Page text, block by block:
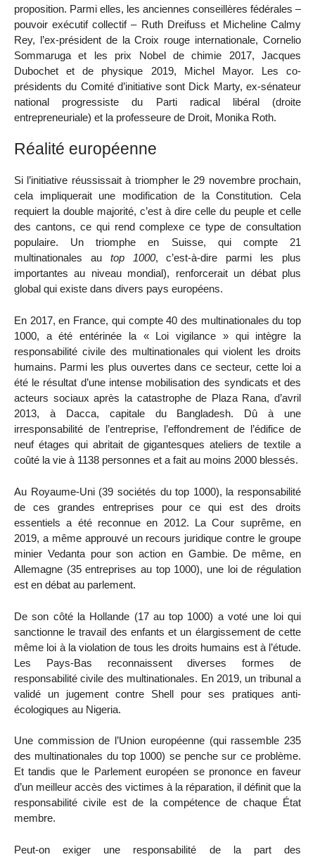
proposition. Parmi elles, les anciennes conseillères fédérales –
pouvoir exécutif collectif – Ruth Dreifuss et Micheline Calmy
Rey, l’ex-président de la Croix rouge internationale, Cornelio
Sommaruga et les prix Nobel de chimie 2017, Jacques
Dubochet et de physique 2019, Michel Mayor. Les co-
présidents du Comité d’initiative sont Dick Marty, ex-sénateur
national progressiste du Parti radical libéral (droite
entrepreneuriale) et la professeure de Droit, Monika Roth.
Réalité européenne
Si l’initiative réussissait à triompher le 29 novembre prochain,
cela impliquerait une modification de la Constitution. Cela
requiert la double majorité, c’est à dire celle du peuple et celle
des cantons, ce qui rend complexe ce type de consultation
populaire. Un triomphe en Suisse, qui compte 21
multinationales au top 1000, c’est-à-dire parmi les plus
importantes au niveau mondial), renforcerait un débat plus
global qui existe dans divers pays européens.
En 2017, en France, qui compte 40 des multinationales du top
1000, a été entérinée la « Loi vigilance » qui intègre la
responsabilité civile des multinationales qui violent les droits
humains. Parmi les plus ouvertes dans ce secteur, cette loi a
été le résultat d’une intense mobilisation des syndicats et des
acteurs sociaux après la catastrophe de Plaza Rana, d’avril
2013, à Dacca, capitale du Bangladesh. Dû à une
irresponsabilité de l’entreprise, l’effondrement de l’édifice de
neuf étages qui abritait de gigantesques ateliers de textile a
coûté la vie à 1138 personnes et a fait au moins 2000 blessés.
Au Royaume-Uni (39 sociétés du top 1000), la responsabilité
de ces grandes entreprises pour ce qui est des droits
essentiels a été reconnue en 2012. La Cour suprême, en
2019, a même approuvé un recours juridique contre le groupe
minier Vedanta pour son action en Gambie. De même, en
Allemagne (35 entreprises au top 1000), une loi de régulation
est en débat au parlement.
De son côté la Hollande (17 au top 1000) a voté une loi qui
sanctionne le travail des enfants et un élargissement de cette
même loi à la violation de tous les droits humains est à l’étude.
Les Pays-Bas reconnaissent diverses formes de
responsabilité civile des multinationales. En 2019, un tribunal a
validé un jugement contre Shell pour ses pratiques anti-
écologiques au Nigeria.
Une commission de l’Union européenne (qui rassemble 235
des multinationales du top 1000) se penche sur ce problème.
Et tandis que le Parlement européen se prononce en faveur
d’un meilleur accès des victimes à la réparation, il définit que la
responsabilité civile est de la compétence de chaque État
membre.
Peut-on exiger une responsabilité de la part des